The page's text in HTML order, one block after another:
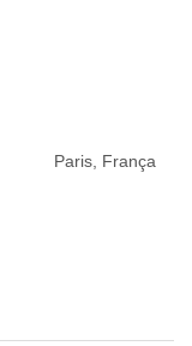
Paris, França